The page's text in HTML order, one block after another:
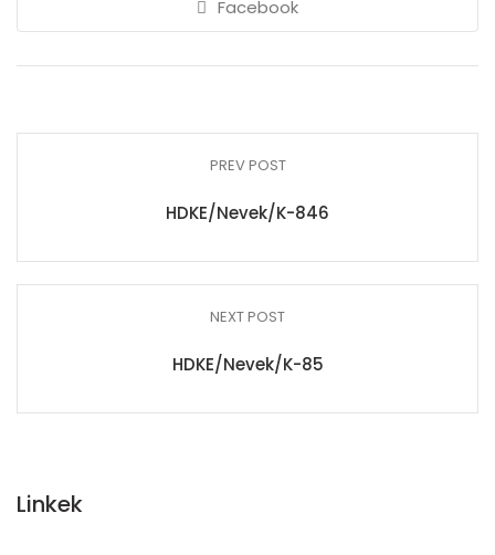
Facebook
PREV POST
HDKE/Nevek/K-846
NEXT POST
HDKE/Nevek/K-85
Linkek